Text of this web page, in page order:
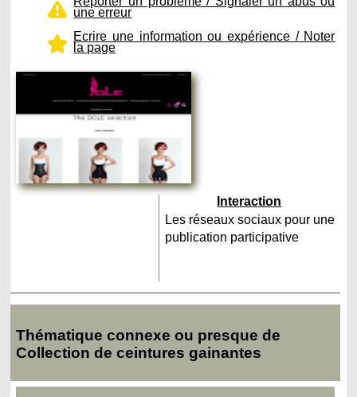
une erreur
Ecrire une information ou expérience / Noter
la page
Interaction
Les réseaux sociaux pour une
publication participative
Thématique connexe ou presque de
Collection de ceintures gainantes